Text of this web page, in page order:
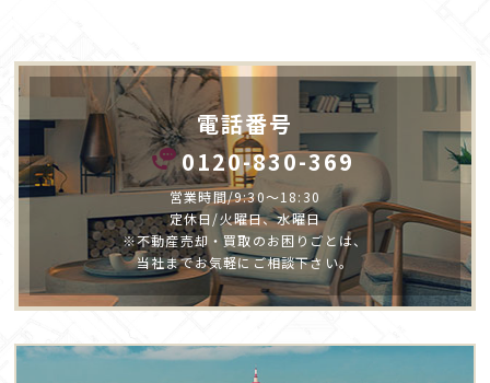
電話番号
0120-830-369
営業時間/9:30～18:30
定休日/火曜日、水曜日
※不動産売却・買取のお困りごとは、
当社までお気軽にご相談下さい。